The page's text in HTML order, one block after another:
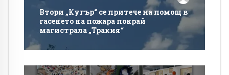
Втори „Кугър“ се притече на помощ в
гасенето на пожара покрай
магистрала „Тракия“